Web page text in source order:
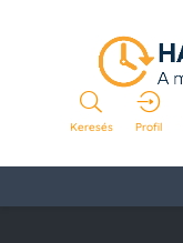
Keresés Profil